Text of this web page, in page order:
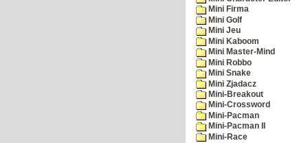
Mini Firma
Mini Golf
Mini Jeu
Mini Kaboom
Mini Master-Mind
Mini Robbo
Mini Snake
Mini Zjadacz
Mini-Breakout
Mini-Crossword
Mini-Pacman
Mini-Pacman II
Mini-Race